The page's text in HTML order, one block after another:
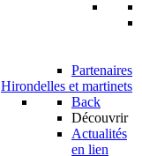
Partenaires
Hirondelles et martinets
Back
Découvrir
Actualités
en lien